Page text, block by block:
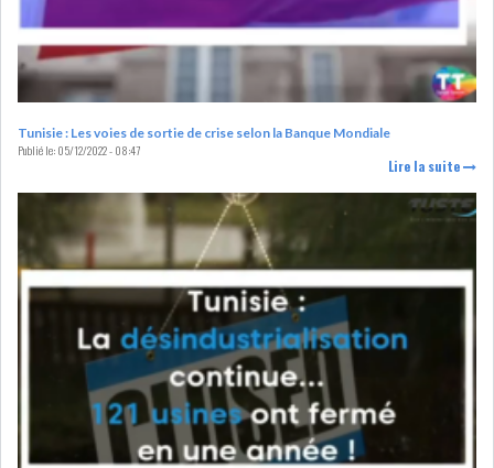
FISCALITÉ : LONGUE LISTE
DE FINANCEMEN...
LE CALENDRIER FISCAL ET
SOCIAL 2021: LES...
RSS
ECONOMIE
ACTUALITÉS
ÉCONOMIQUES
EMPLOI
Tunisie : Les voies de sortie de crise selon la Banque Mondiale
Publié le:05/12/2022 - 08:47
Lire la suite